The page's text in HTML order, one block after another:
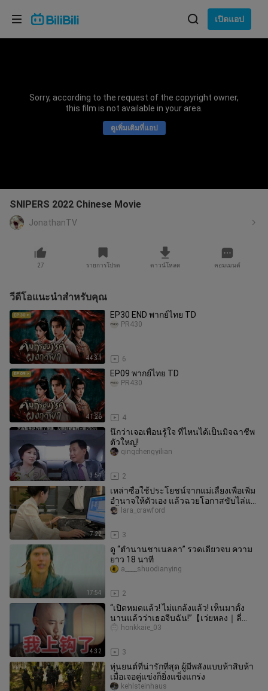
เปิดแอป
Sorry, according to the request of the copyright owner,
this film is not available in your area.
ดูเพิ่มเติมที่แอป
SNIPERS 2022 Chinese Movie
JonathanTV
27 รายการโปรด ดาวน์โหลด คอมเมนต์
วีดีโอแนะนำสำหรับคุณ
44:31
EP30 END พากย์ไทย TD
6
PR430
41:26
EP09 พากย์ไทย TD
4
PR430
3:54
นึกว่าเจอเพื่อนรู้ใจ ที่ไหนได้เป็นมิจฉาชีพ
ตัวใหญ่!
2
qingchengyilian
7:22
เหล่าซื่อใช้ประโยชน์จากแม่เลี้ยงเพื่อเพิ่ม
อำนาจให้ตัวเอง แล้วฉวยโอกาสขับไล่แม่
เลี้ยงออก
3
lara_crawford
17:54
ดู “ตำนานชาเนลลา” รวดเดียวจบ ความ
ยาว 18 นาที
2
a____shuodianying
4:32
“เปิดหมดแล้ว! ไม่แกล้งแล้ว! เห็นมาตั้ง
นานแล้วว่าเธอจีบฉัน!”【เว่ยหลง｜ลี่
ลั่ว】
3
honkkaie_03
หุ่นยนต์ที่น่ารักที่สุด ผู้มีพลังแบบห้าสิบห้า
เมื่อเจอคู่แข่งก็ยิ่งแข็งแกร่ง
kehlsteinhaus
เลือกภาษา